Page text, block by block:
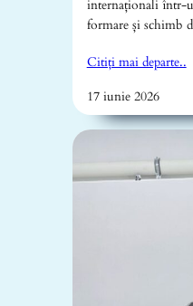
internaționali într-
formare și schimb
Citiți mai departe..
17 iunie 2026